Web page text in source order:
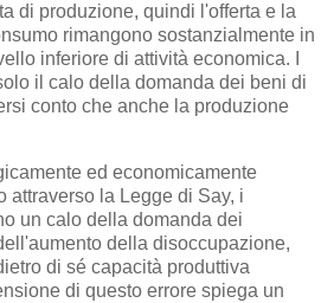
di produzione, quindi l'offerta e la
rimangono sostanzialmente in
inferiore di attività economica. I
il calo della domanda dei beni di
conto che anche la produzione
ed economicamente
attraverso la Legge di Say, i
un calo della domanda dei
della disoccupazione,
di sé capacità produttiva
di questo errore spiega un